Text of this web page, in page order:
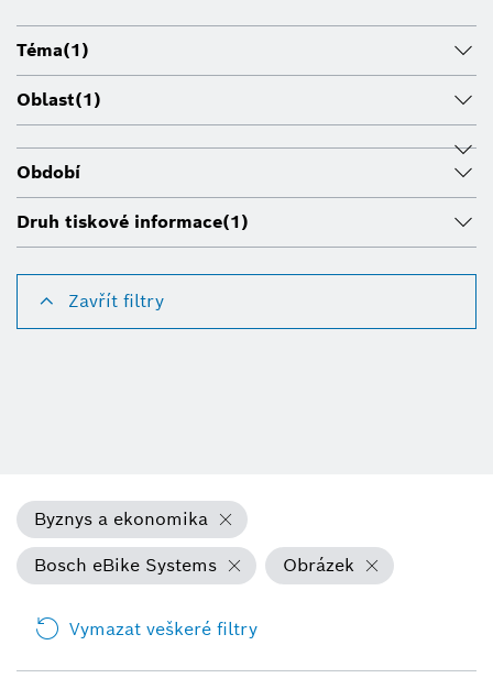
Téma(1)
Oblast(1)
Období
Druh tiskové informace(1)
Zavřít filtry
Byznys a ekonomika
Bosch eBike Systems
Obrázek
Vymazat veškeré filtry